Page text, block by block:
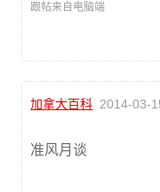
跟帖来自电脑端
加拿大百科 2014-03-
准风月谈